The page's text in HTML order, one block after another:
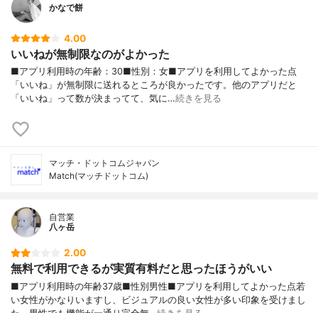
かなで餅
4.00
いいねが無制限なのがよかった
■アプリ利用時の年齢：30■性別：女■アプリを利用してよかった点
「いいね」が無制限に送れるところが良かったです。他のアプリだと
「いいね」って数が決まってて、気に…続きを見る
マッチ・ドットコムジャパン
Match(マッチドットコム)
自営業
八ヶ岳
2.00
無料で利用できるが実質有料だと思ったほうがいい
■アプリ利用時の年齢37歳■性別男性■アプリを利用してよかった点若
い女性がかなりいますし、ビジュアルの良い女性が多い印象を受けまし